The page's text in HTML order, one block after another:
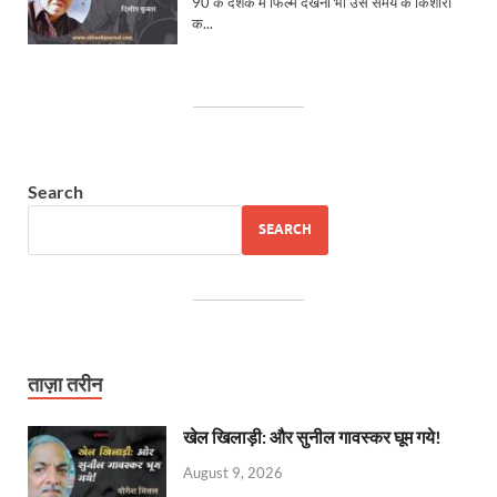
Search
SEARCH
ताज़ा तरीन
खेल खिलाड़ी: और सुनील गावस्कर घूम गये!
August 9, 2026